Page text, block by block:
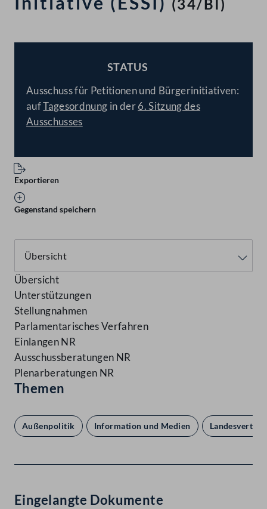
(34/BI)
STATUS
Ausschuss für Petitionen und Bürgerinitiativen:
aufTagesordnung in der6. Sitzung des
Ausschusses
Exportieren
Gegenstand speichern
Übersicht
Unterstützungen
Stellungnahmen
Parlamentarisches Verfahren
Einlangen NR
Ausschussberatungen NR
Plenarberatungen NR
Themen
Außenpolitik Information und Medien
Eingelangte Dokumente